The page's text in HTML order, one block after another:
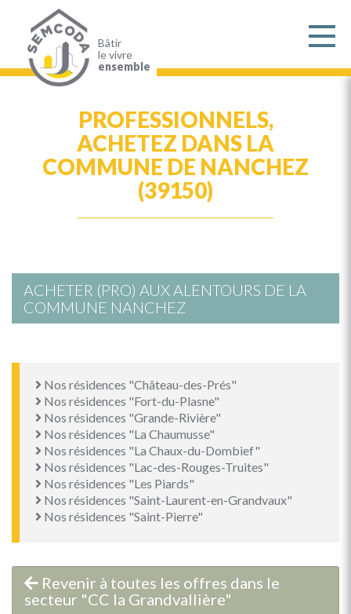
contenu
principal
Bâtir
le vivre
ensemble
PROFESSIONNELS,
ACHETEZ DANS LA
COMMUNE DE NANCHEZ
(39150)
ACHETER (PRO) AUX ALENTOURS DE LA
COMMUNE NANCHEZ
Nos résidences "Château-des-Prés"
Nos résidences "Fort-du-Plasne"
Nos résidences "Grande-Rivière"
Nos résidences "La Chaumusse"
Nos résidences "La Chaux-du-Dombief"
Nos résidences "Lac-des-Rouges-Truites"
Nos résidences "Les Piards"
Nos résidences "Saint-Laurent-en-Grandvaux"
Nos résidences "Saint-Pierre"
Revenir à toutes les offres dans le
secteur "CC la Grandvallière"